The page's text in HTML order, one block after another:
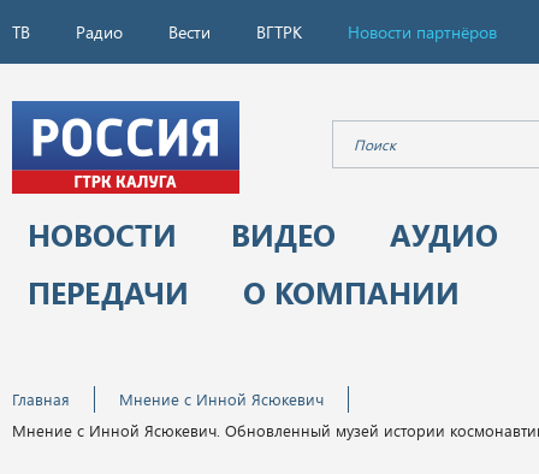
ТВ Радио Вести ВГТРК Новости партнёров
НОВОСТИ ВИДЕО
АУДИО
ПЕРЕДАЧИ
О КОМПАНИИ
Главная
Мнение с Инной Ясюкевич
Мнение с Инной Ясюкевич. Обновленный музей истории